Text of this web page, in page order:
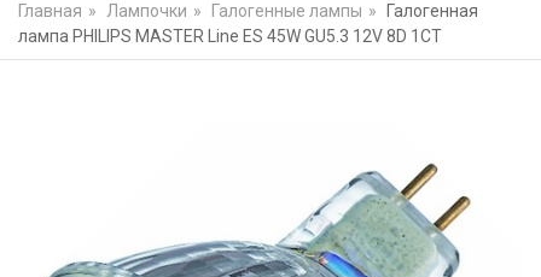
Главная » Лампочки » Галогенные лампы »
Галогенная
лампа PHILIPS MASTER Line ES 45W GU5.3 12V 8D 1CT